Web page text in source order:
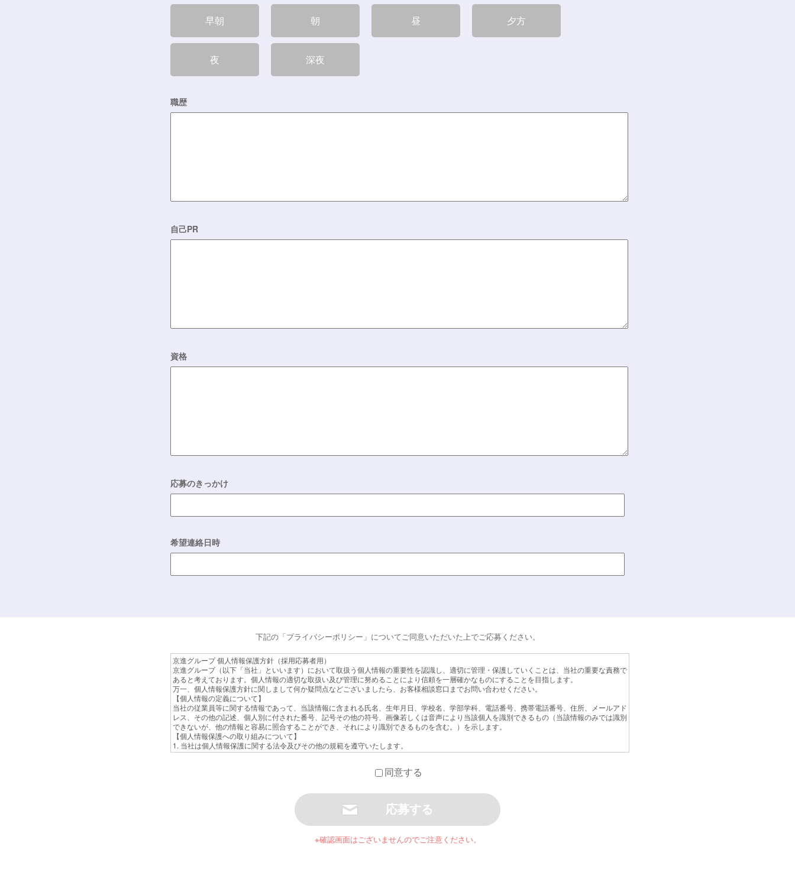
早朝 朝 昼 夕方
夜 深夜
職歴
自己PR
資格
応募のきっかけ
希望連絡日時
下記の「プライバシーポリシー」についてご同意いただいた上でご応募ください。
京進グループ 個人情報保護方針（採用応募者用）
京進グループ（以下「当社」といいます）において取扱う個人情報の重要性を認識し、適切に管理・保護していくことは、当社の重要な責務で
あると考えております。個人情報の適切な取扱い及び管理に努めることにより信頼を一層確かなものにすることを目指します。
万一、個人情報保護方針に関しまして何か疑問点などございましたら、お客様相談窓口までお問い合わせください。
【個人情報の定義について】
当社の従業員等に関する情報であって、当該情報に含まれる氏名、生年月日、学校名、学部学科、電話番号、携帯電話番号、住所、メールアド
レス、その他の記述、個人別に付された番号、記号その他の符号、画像若しくは音声により当該個人を識別できるもの（当該情報のみでは識別
できないが、他の情報と容易に照合することができ、それにより識別できるものを含む。）を示します。
【個人情報保護への取り組みについて】
1. 当社は個人情報保護に関する法令及びその他の規範を遵守いたします。
2. 当社は個人情報への不正アクセス、個人情報の紛失、破壊、改ざん及び漏洩などの予防並びに是正を行うために、個人情報保護計画の継続
当社は、採用応募者の履歴書及び応募書類を含む個人情報を採用選考、入社手続きの目的で取得・利用し、その範囲を超えた取り扱いは致しま
採用応募者より提出のあった個人情報は、当社の採用担当者及び面接担当者以外が取り扱うことはありません。ご提出いただいた履歴書及び応
もと安全対策を講じ、適切かつ厳重に管理致します。
同意する
※確認画面はございませんのでご注意ください。